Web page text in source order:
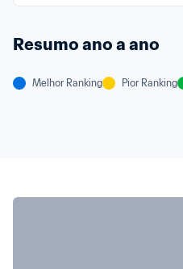
Resumo ano a ano
Melhor Ranking Pior Ranking